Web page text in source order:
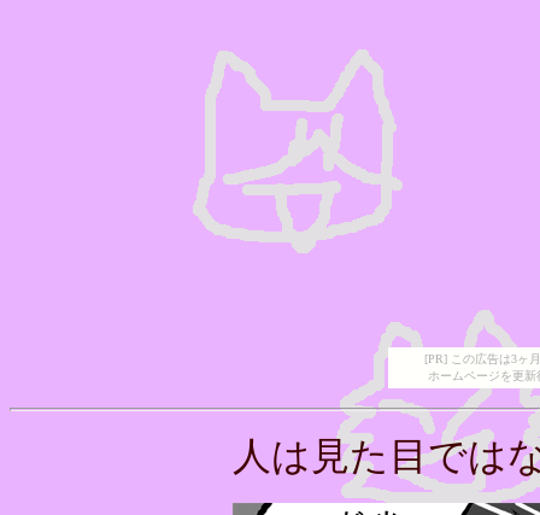
[PR] この広告は3ヶ
ホームページを更
人は見た目では